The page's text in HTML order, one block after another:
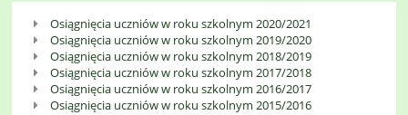
Nasze
Osiągnięcia
Osiągnięcia uczniów w roku szkolnym 2020/2021
Osiągnięcia uczniów w roku szkolnym 2019/2020
Osiągnięcia uczniów w roku szkolnym 2018/2019
Osiągnięcia uczniów w roku szkolnym 2017/2018
Osiągnięcia uczniów w roku szkolnym 2016/2017
Osiągnięcia uczniów w roku szkolnym 2015/2016